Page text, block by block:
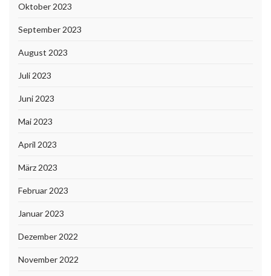
Oktober 2023
September 2023
August 2023
Juli 2023
Juni 2023
Mai 2023
April 2023
März 2023
Februar 2023
Januar 2023
Dezember 2022
November 2022